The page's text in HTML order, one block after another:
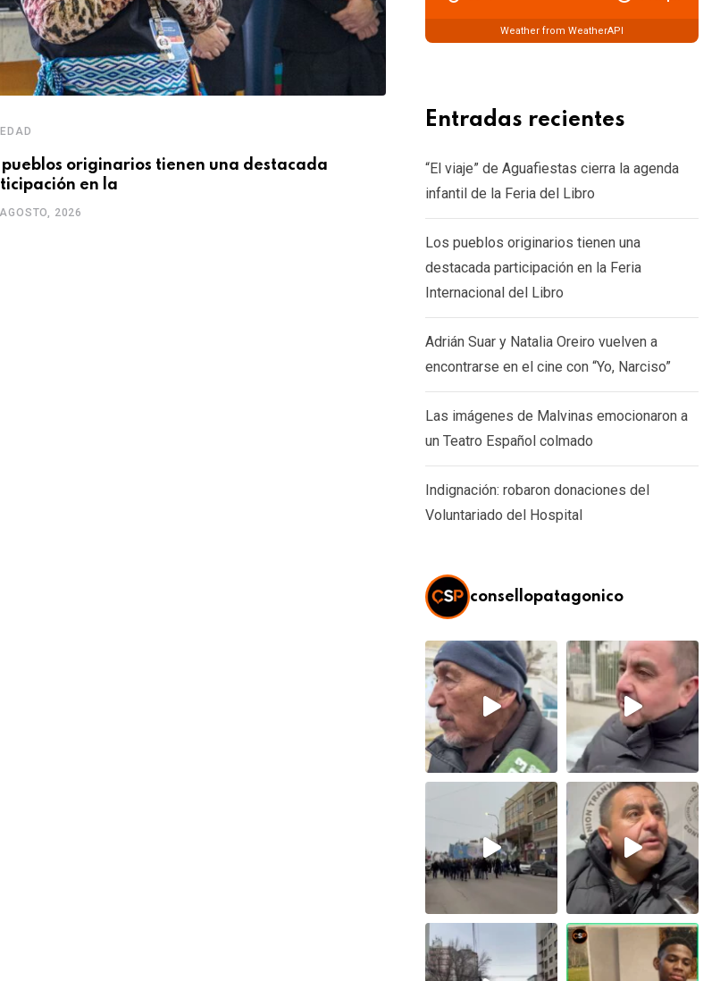
pueblos originarios tienen una destacada
en la
2026
Adrián Suar y Natalia Oreiro vuelven a
Weather from WeatherAPI
Entradas recientes
“El viaje” de Aguafiestas cierra la agenda
infantil de la Feria del Libro
Los pueblos originarios tienen una
destacada participación en la Feria
Internacional del Libro
Adrián Suar y Natalia Oreiro vuelven a
encontrarse en el cine con “Yo, Narciso”
Las imágenes de Malvinas emocionaron a
un Teatro Español colmado
Indignación: robaron donaciones del
Voluntariado del Hospital
consellopatagonico